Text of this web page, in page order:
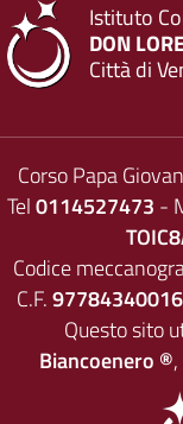
Istituto
DON
Città di
Corso Papa
Tel0114527473 -
Codice
C.F.97784340016
Questo sito
Biancoenero ®